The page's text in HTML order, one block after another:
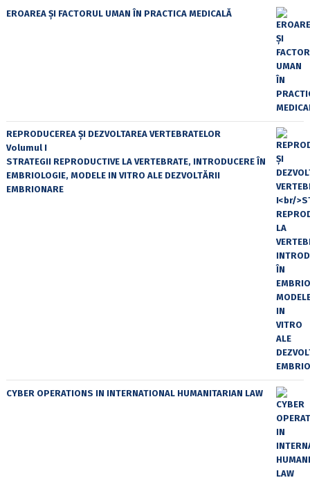
EROAREA ȘI FACTORUL UMAN ÎN PRACTICA MEDICALĂ
REPRODUCEREA ȘI DEZVOLTAREA VERTEBRATELOR
Volumul I
STRATEGII REPRODUCTIVE LA VERTEBRATE, INTRODUCERE ÎN
EMBRIOLOGIE, MODELE IN VITRO ALE DEZVOLTĂRII
EMBRIONARE
CYBER OPERATIONS IN INTERNATIONAL HUMANITARIAN LAW